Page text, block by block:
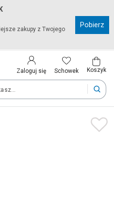
zakupy z Twojego
Pobierz
Zaloguj się Schowek Koszyk
język
na teren wybranego kraju.